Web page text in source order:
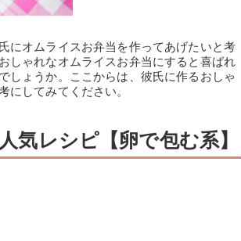
にオムライスお弁当を作ってあげたいと考
しゃれなオムライスお弁当にすると喜ばれ
しょうか。ここからは、彼氏に作るおしゃ
にしてみてください。
気レシピ【卵で包む系】